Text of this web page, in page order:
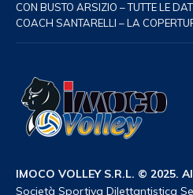
CON BUSTO ARSIZIO – TUTTE LE
COACH SANTARELLI – LA
IMOCO VOLLEY S.R.L. © 2025.
Società Sportiva Dilettantistica